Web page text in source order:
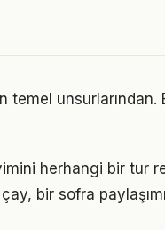
temel unsurlarından.
herhangi bir tur
bir sofra